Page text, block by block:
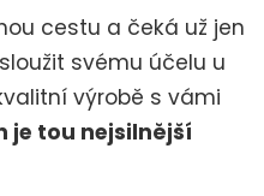
cestu a čeká už jen
svému účelu u
výrobě s vámi
je tou nejsilnější